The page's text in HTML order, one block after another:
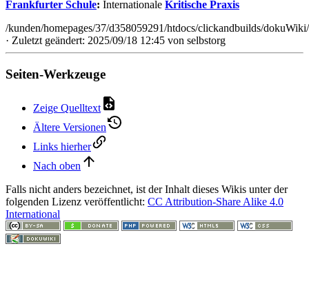
Frankfurter Schule: Internationale Kritische Praxis
/kunden/homepages/37/d358059291/htdocs/clickandbuilds/
· Zuletzt geändert: 2025/09/18 12:45 von selbstorg
Seiten-Werkzeuge
Zeige Quelltext
Ältere Versionen
Links hierher
Nach oben
Falls nicht anders bezeichnet, ist der Inhalt dieses Wikis unter der
folgenden Lizenz veröffentlicht: CC Attribution-Share Alike 4.0
International